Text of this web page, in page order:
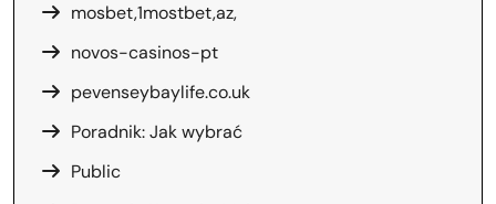
mosbet,1mostbet,az,
novos-casinos-pt
pevenseybaylife.co.uk
Poradnik: Jak wybrać
Public